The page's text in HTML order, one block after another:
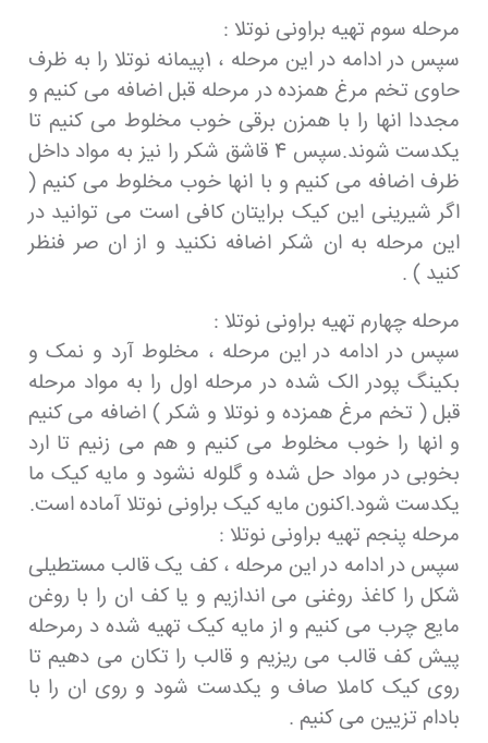
مرحله سوم تهیه براونی نوتلا :
سپس در ادامه در این مرحله ، 1پیمانه نوتلا را به ظرف
حاوی تخم مرغ همزده در مرحله قبل اضافه می کنیم و
مجددا انها را با همزن برقی خوب مخلوط می کنیم تا
یکدست شوند.سپس 4 قاشق شکر را نیز به مواد داخل
ظرف اضافه می کنیم و با انها خوب مخلوط می کنیم (
اگر شیرینی این کیک برایتان کافی است می توانید در
این مرحله به ان شکر اضافه نکنید و از ان صر فنظر
کنید ) .
مرحله چهارم تهیه براونی نوتلا :
سپس در ادامه در این مرحله ، مخلوط آرد و نمک و
بکینگ پودر الک شده در مرحله اول را به مواد مرحله
قبل ( تخم مرغ همزده و نوتلا و شکر ) اضافه می کنیم
و انها را خوب مخلوط می کنیم و هم می زنیم تا ارد
بخوبی در مواد حل شده و گلوله نشود و مایه کیک ما
یکدست شود.اکنون مایه کیک براونی نوتلا آماده است.
مرحله پنجم تهیه براونی نوتلا :
سپس در ادامه در این مرحله ، کف یک قالب مستطیلی
شکل را کاغذ روغنی می اندازیم و یا کف ان را با روغن
مایع چرب می کنیم و از مایه کیک تهیه شده د رمرحله
پیش کف قالب می ریزیم و قالب را تکان می دهیم تا
روی کیک کاملا صاف و یکدست شود و روی ان را با
بادام تزیین می کنیم .